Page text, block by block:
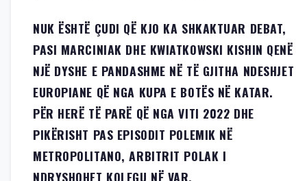
NUK ËSHTË ÇUDI QË KJO KA SHKAKTUAR DEBAT,
PASI MARCINIAK DHE KWIATKOWSKI KISHIN QENË
NJË DYSHE E PANDASHME NË TË GJITHA NDESHJET
EUROPIANE QË NGA KUPA E BOTËS NË KATAR.
PËR HERË TË PARË QË NGA VITI 2022 DHE
PIKËRISHT PAS EPISODIT POLEMIK NË
METROPOLITANO, ARBITRIT POLAK I
NDRYSHOHET KOLEGU NË VAR.